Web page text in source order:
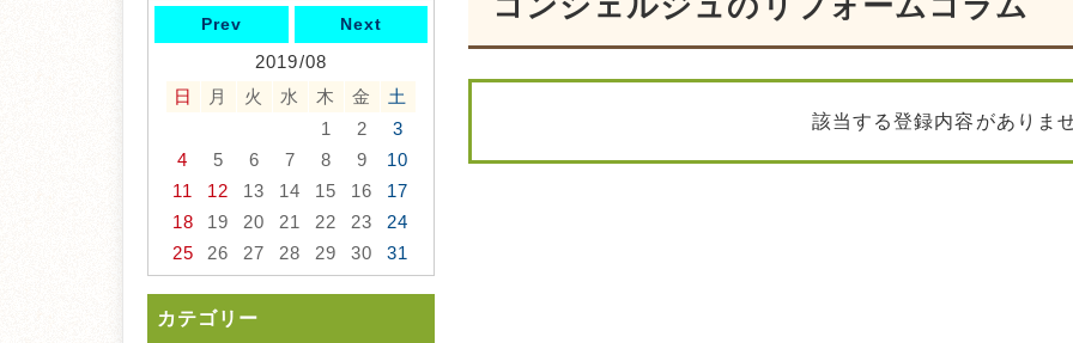
Prev Next
2019/08
日
月 火 水 木 金
土
1
2
3
4
5 6 7 8 9
10
11
12 13 14 15 16
17
18
19 20 21 22 23
24
25
26 27 28 29 30 31
カテゴリー
該当する登録内容がありま